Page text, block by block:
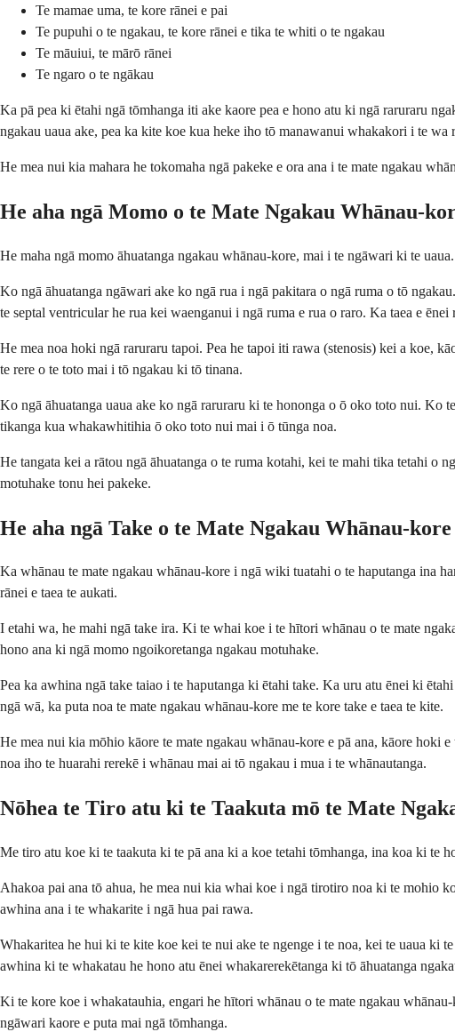
Te mamae uma, te kore rānei e pai
Te pupuhi o te ngakau, te kore rānei e tika te whiti o te ngakau
Te māuiui, te mārō rānei
Te ngaro o te ngākau
Ka pā pea ki ētahi ngā tōmhanga iti ake kaore pea e hono atu ki ngā raruraru
ngakau uaua ake, pea ka kite koe kua heke iho tō manawanui whakakori i te wa
He mea nui kia mahara he tokomaha ngā pakeke e ora ana i te mate ngakau
He aha ngā Momo o te Mate Ngakau Whānau-
He maha ngā momo āhuatanga ngakau whānau-kore, mai i te ngāwari ki te
Ko ngā āhuatanga ngāwari ake ko ngā rua i ngā pakitara o ngā ruma o tō
te septal ventricular he rua kei waenganui i ngā ruma e rua o raro. Ka taea e
He mea noa hoki ngā raruraru tapoi. Pea he tapoi iti rawa (stenosis) kei a koe,
te rere o te toto mai i tō ngakau ki tō tinana.
Ko ngā āhuatanga uaua ake ko ngā raruraru ki te hononga o ō oko toto nui.
tikanga kua whakawhitihia ō oko toto nui mai i ō tūnga noa.
He tangata kei a rātou ngā āhuatanga o te ruma kotahi, kei te mahi tika tetahi o
motuhake tonu hei pakeke.
He aha ngā Take o te Mate Ngakau Whānau-
Ka whānau te mate ngakau whānau-kore i ngā wiki tuatahi o te haputanga ina
rānei e taea te aukati.
I etahi wa, he mahi ngā take ira. Ki te whai koe i te hītori whānau o te mate
hono ana ki ngā momo ngoikoretanga ngakau motuhake.
Pea ka awhina ngā take taiao i te haputanga ki ētahi take. Ka uru atu ēnei ki
ngā wā, ka puta noa te mate ngakau whānau-kore me te kore take e taea te kite.
He mea nui kia mōhio kāore te mate ngakau whānau-kore e pā ana, kāore hoki
noa iho te huarahi rerekē i whānau mai ai tō ngakau i mua i te whānautanga.
Nōhea te Tiro atu ki te Taakuta mō te Mate
Me tiro atu koe ki te taakuta ki te pā ana ki a koe tetahi tōmhanga, ina koa ki te
Ahakoa pai ana tō ahua, he mea nui kia whai koe i ngā tirotiro noa ki te mohio
awhina ana i te whakarite i ngā hua pai rawa.
Whakaritea he hui ki te kite koe kei te nui ake te ngenge i te noa, kei te uaua ki
awhina ki te whakatau he hono atu ēnei whakarerekētanga ki tō āhuatanga
Ki te kore koe i whakatauhia, engari he hītori whānau o te mate ngakau
ngāwari kaore e puta mai ngā tōmhanga.